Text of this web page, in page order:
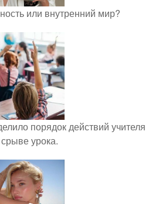
или внутренний мир?
порядок действий учителя
урока.